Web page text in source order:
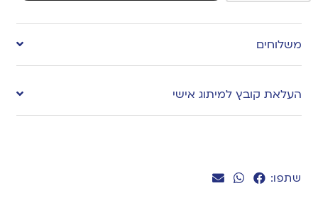
שתפו:
משלוחים
העלאת קובץ למיתוג אישי